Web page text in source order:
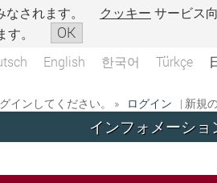
されます。 クッキー サービス
。
OK
English 한국어 Türkçe
インしてください。 » ログイン | 新規
インフォメーショ